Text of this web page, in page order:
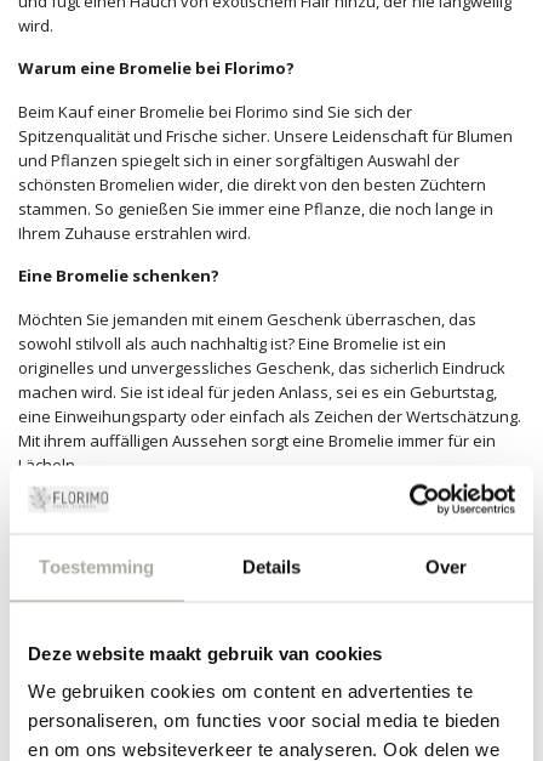
Toestemming Details Over
Deze website maakt gebruik van cookies
We gebruiken cookies om content en advertenties te
personaliseren, om functies voor social media te bieden
en om ons websiteverkeer te analyseren. Ook delen we
wird.
Warum eine Bromelie bei Florimo?
Beim Kauf einer Bromelie bei Florimo sind Sie sich der
Spitzenqualität und Frische sicher. Unsere Leidenschaft für Blumen
und Pflanzen spiegelt sich in einer sorgfältigen Auswahl der
schönsten Bromelien wider, die direkt von den besten Züchtern
stammen. So genießen Sie immer eine Pflanze, die noch lange in
Ihrem Zuhause erstrahlen wird.
Eine Bromelie schenken?
Möchten Sie jemanden mit einem Geschenk überraschen, das
sowohl stilvoll als auch nachhaltig ist? Eine Bromelie ist ein
originelles und unvergessliches Geschenk, das sicherlich Eindruck
machen wird. Sie ist ideal für jeden Anlass, sei es ein Geburtstag,
eine Einweihungsparty oder einfach als Zeichen der Wertschätzung.
Mit ihrem auffälligen Aussehen sorgt eine Bromelie immer für ein
Lächeln.
Lassen Sie sich von der Welt der Bromelien inspirieren und
Ob Sie nun Ihr eigenes Zuhause verschönern oder jemand anderem
eine Freude bereiten möchten, wir stehen Ihnen mit der schönsten
Auswahl zur Verfügung. Tauchen Sie in unser Sortiment ein und
Schönheiten überraschen!
FILTER